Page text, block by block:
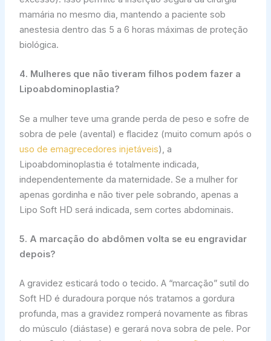
mamária no mesmo dia, mantendo a paciente sob
anestesia dentro das 5 a 6 horas máximas de proteção
biológica.
4. Mulheres que não tiveram filhos podem fazer a
Lipoabdominoplastia?
Se a mulher teve uma grande perda de peso e sofre de
sobra de pele (avental) e flacidez (muito comum após o
uso de emagrecedores injetáveis), a
Lipoabdominoplastia é totalmente indicada,
independentemente da maternidade. Se a mulher for
apenas gordinha e não tiver pele sobrando, apenas a
Lipo Soft HD será indicada, sem cortes abdominais.
5. A marcação do abdômen volta se eu engravidar
depois?
A gravidez esticará todo o tecido. A “marcação” sutil do
Soft HD é duradoura porque nós tratamos a gordura
profunda, mas a gravidez romperá novamente as fibras
do músculo (diástase) e gerará nova sobra de pele. Por